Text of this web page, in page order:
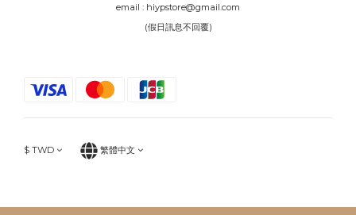
email : hiypstore@gmail.com
(假日訊息不回覆)
$ TWD 繁體中文